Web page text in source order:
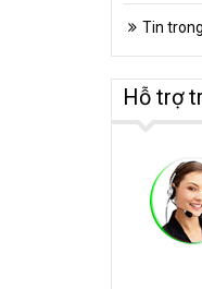
Tin
Hỗ trợ